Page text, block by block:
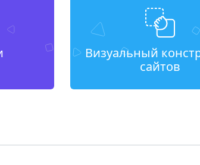
Визуальный
сайтов